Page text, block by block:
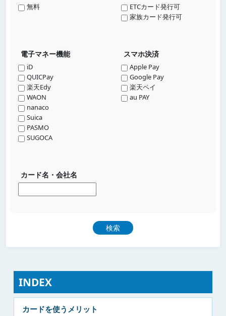
無料
ETCカード発行可
家族カード発行可
電子マネー機能
iD
QUICPay
楽天Edy
WAON
nanaco
Suica
PASMO
SUGOCA
スマホ決済
Apple Pay
Google Pay
楽天ペイ
au PAY
カード名・会社名
INDEX
カードを使うメリット